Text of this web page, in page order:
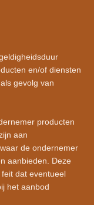
en/of diensten
gevolg van
producten
aan
de ondernemer
aanbieden. Deze
dat eventueel
het aanbod